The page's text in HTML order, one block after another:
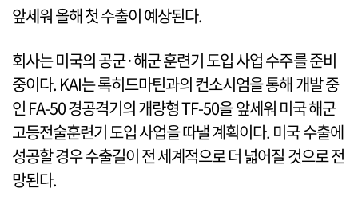
앞세워 올해 첫 수출이 예상된다.
회사는 미국의 공군·해군 훈련기 도입 사업 수주를 준비
중이다. KAI는 록히드마틴과의 컨소시엄을 통해 개발 중
인 FA-50 경공격기의 개량형 TF-50을 앞세워 미국 해군
고등전술훈련기 도입 사업을 따낼 계획이다. 미국 수출에
성공할 경우 수출길이 전 세계적으로 더 넓어질 것으로 전
망된다.